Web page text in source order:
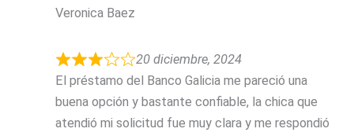
Veronica Baez
20 diciembre, 2024
El préstamo del Banco Galicia me pareció una
buena opción y bastante confiable, la chica que
atendió mi solicitud fue muy clara y me respondió